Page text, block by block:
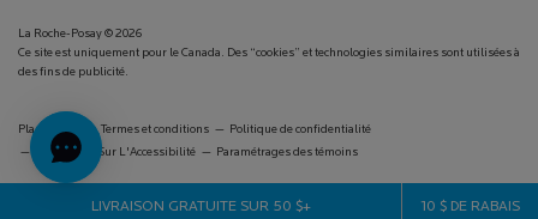
La Roche-Posay © 2026
Ce site est uniquement pour le Canada. Des “cookies” et technologies similaires sont utilisées à
des fins de publicité.
Plan du site Termes et conditions
Politique de confidentialité
Déclaration Sur L'Accessibilité
Paramétrages des témoins
LIVRAISON GRATUITE SUR 50 $+ 10 $ DE RABAIS